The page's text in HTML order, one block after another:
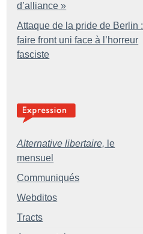
d’alliance »
Attaque de la pride de Berlin :
faire front uni face à l’horreur
fasciste
Alternative libertaire, le
mensuel
Communiqués
Webditos
Tracts